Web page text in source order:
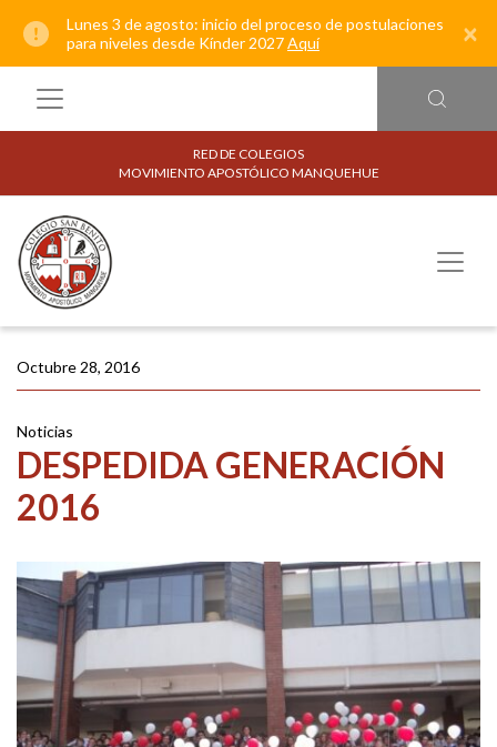
Lunes 3 de agosto: inicio del proceso de postulaciones
para niveles desde Kínder 2027Aquí ×
RED DE COLEGIOS
MOVIMIENTO APOSTÓLICO MANQUEHUE
Octubre 28, 2016
Noticias
DESPEDIDA GENERACIÓN
2016